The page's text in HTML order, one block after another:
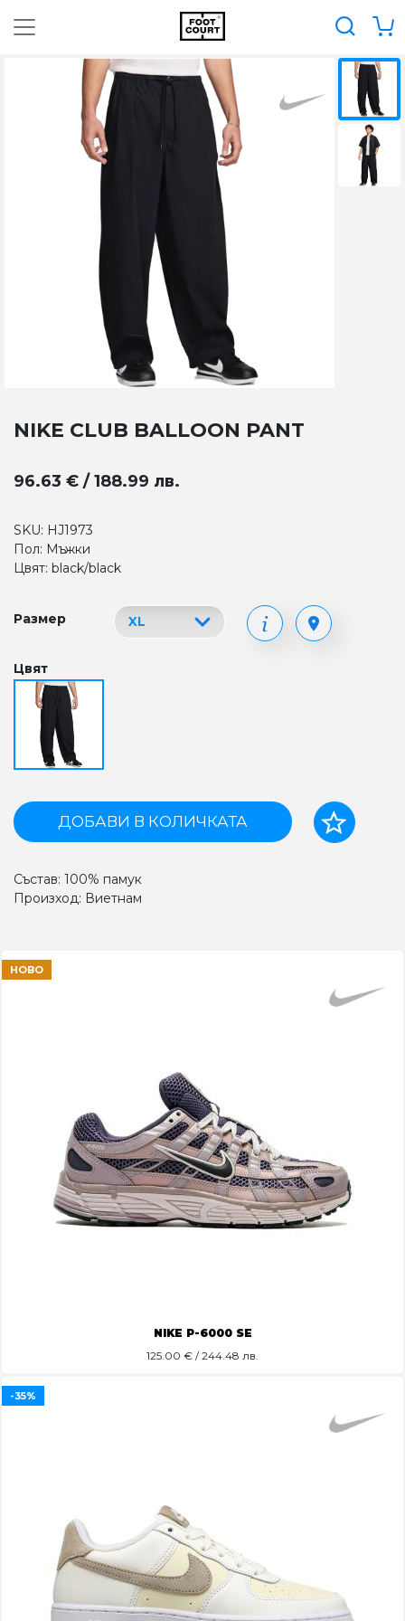
NIKE CLUB BALLOON PANT
96.63 € / 188.99 лв.
SKU: HJ1973
Пол: Мъжки
Цвят: black/black
Размер
Цвят
ДОБАВИ В КОЛИЧКАТА
Състав: 100% памук
Произход: Виетнам
NIKE P-6000 SE
125.00 € / 244.48 лв.
НОВО
-35%